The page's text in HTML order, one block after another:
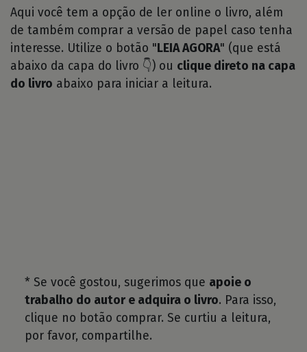
Aqui você tem a opção de ler online o livro, além
de também comprar a versão de papel caso tenha
interesse. Utilize o botão " LEIA AGORA" (que está
abaixo da capa do livro 👇) ou clique direto na capa
do livro abaixo para iniciar a leitura.
* Se você gostou, sugerimos que apoie o
trabalho do autor e adquira o livro. Para isso,
clique no botão comprar. Se curtiu a leitura,
por favor, compartilhe.